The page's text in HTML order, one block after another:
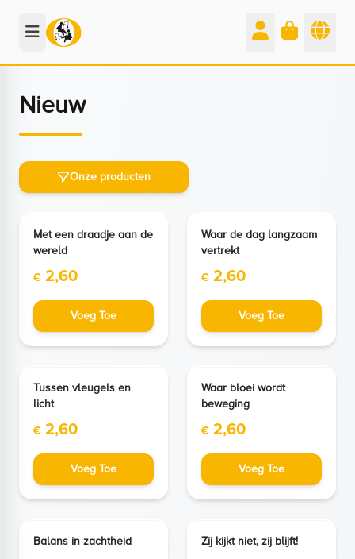
Nieuw
Onze producten
NIEUW
Met een draadje aan de
wereld
€ 2,60
Voeg Toe
NIEUW
Waar de dag langzaam
vertrekt
€ 2,60
Voeg Toe
NIEUW
Tussen vleugels en
licht
€ 2,60
Voeg Toe
NIEUW
Waar bloei wordt
beweging
€ 2,60
Voeg Toe
NIEUW
Balans in zachtheid
NIEUW
Zij kijkt niet, zij blijft!